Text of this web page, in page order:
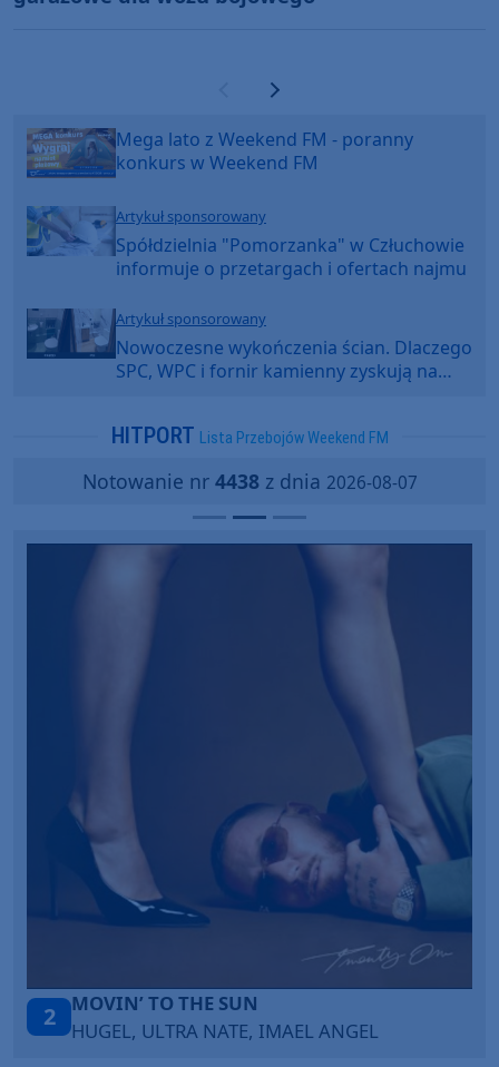
Poprzednia strona
Następna strona
Mega lato z Weekend FM - poranny
konkurs w Weekend FM
Artykuł sponsorowany
Spółdzielnia "Pomorzanka" w Człuchowie
informuje o przetargach i ofertach najmu
Artykuł sponsorowany
Nowoczesne wykończenia ścian. Dlaczego
SPC, WPC i fornir kamienny zyskują na
HITPORT Lista Przebojów Weekend FM
Notowanie nr 4438z dnia 2026-08-07
3
LEGENDARY LOVERS (SAVE ME)
KATY PERRY & CHIEF KEEF